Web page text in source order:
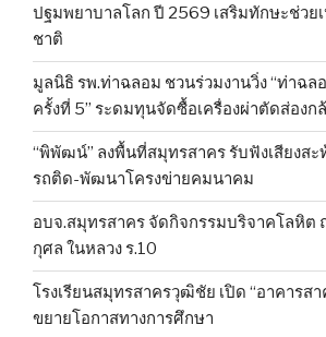
ปฐมพยาบาลโลก ปี 2569 เสริมทักษะช่วย
ชาติ
มูลนิธิ รพ.ท่าฉลอม ชวนร่วมงานวิ่ง “ท่าฉ
ครั้งที่ 5” ระดมทุนจัดซื้อเครื่องผ่าตัดส่องก
“พิพัฒน์” ลงพื้นที่สมุทรสาคร รับฟังเสียงส
รถติด-พัฒนาโครงข่ายคมนาคม
อบจ.สมุทรสาคร จัดกิจกรรมบริจาคโลหิต
กุศล ในหลวง ร.10
โรงเรียนสมุทรสาครวุฒิชัย เปิด “อาคารส
ขยายโอกาสทางการศึกษา